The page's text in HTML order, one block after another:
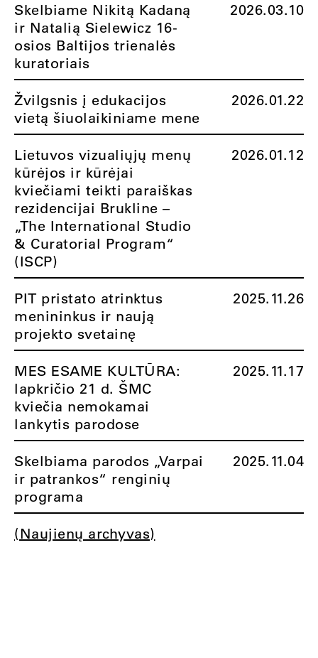
Skelbiame Nikitą Kadaną
ir Natalią Sielewicz 16-
osios Baltijos trienalės
kuratoriais
2026.03.10
Žvilgsnis į edukacijos
vietą šiuolaikiniame mene
2026.01.22
Lietuvos vizualiųjų menų
kūrėjos ir kūrėjai
kviečiami teikti paraiškas
rezidencijai Brukline –
„The International Studio
& Curatorial Program“
(ISCP)
2026.01.12
PIT pristato atrinktus
menininkus ir naują
projekto svetainę
2025.11.26
MES ESAME KULTŪRA:
lapkričio 21 d. ŠMC
kviečia nemokamai
lankytis parodose
2025.11.17
Skelbiama parodos „Varpai
ir patrankos“ renginių
programa
2025.11.04
(Naujienų archyvas)